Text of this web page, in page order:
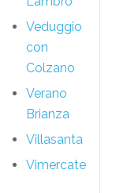
Veduggio
con
Colzano
Verano
Brianza
Villasanta
Vimercate